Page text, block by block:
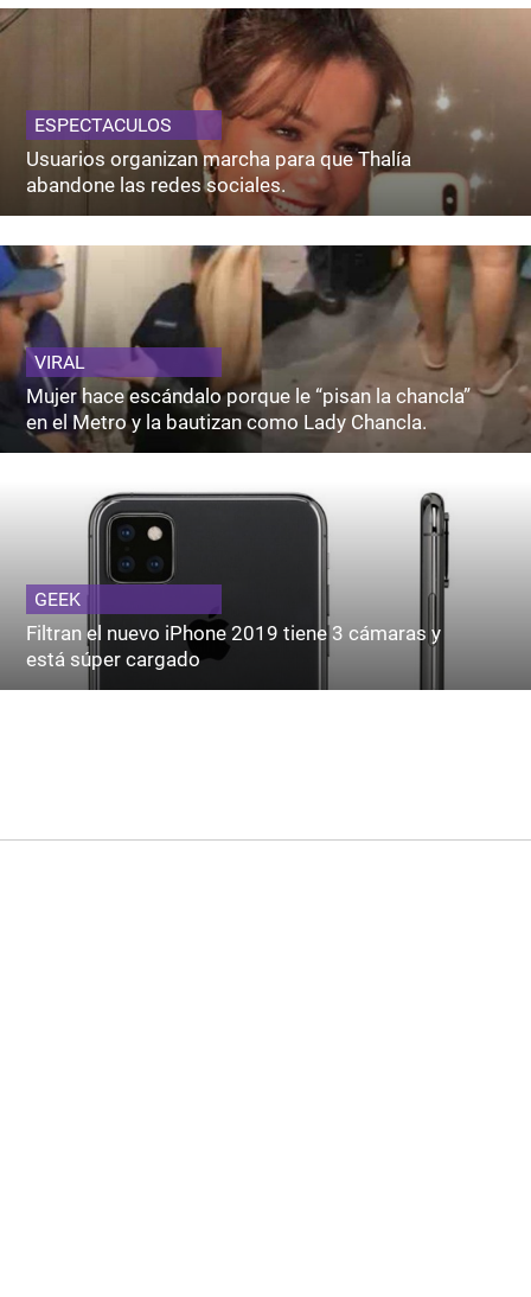
ESPECTACULOS
Usuarios organizan marcha para que Thalía
abandone las redes sociales.
VIRAL
Mujer hace escándalo porque le “pisan la chancla”
en el Metro y la bautizan como Lady Chancla.
GEEK
Filtran el nuevo iPhone 2019 tiene 3 cámaras y
está súper cargado